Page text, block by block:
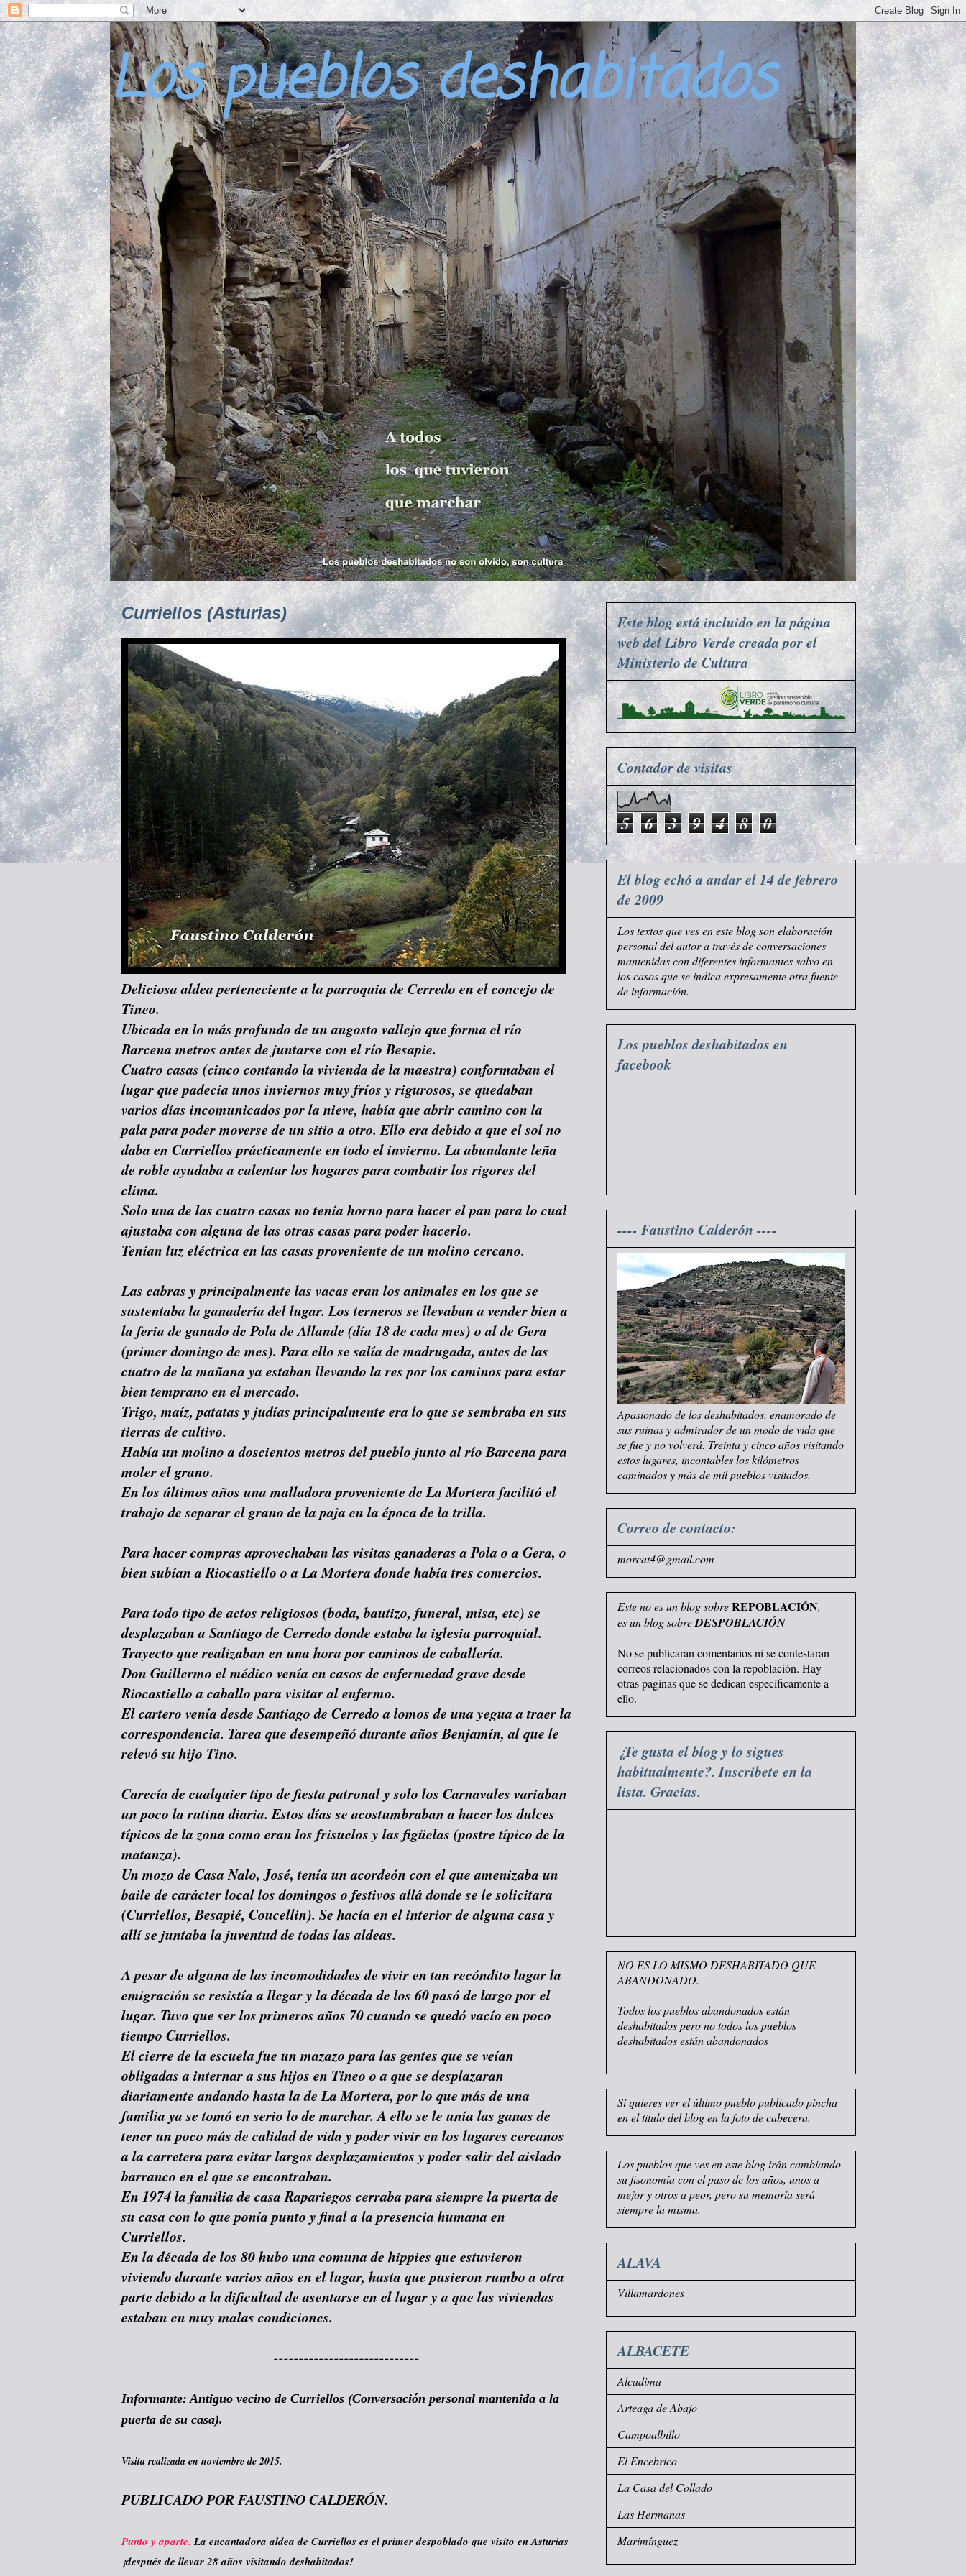
Los pueblos deshabitados
Curriellos (Asturias)
Deliciosa aldea perteneciente a la parroquia de Cerredo en el concejo de
Tineo.
Ubicada en lo más profundo de un angosto vallejo que forma el río
Barcena metros antes de juntarse con el río Besapie.
Cuatro casas (cinco contando la vivienda de la maestra) conformaban el
lugar que padecía unos inviernos muy fríos y rigurosos, se quedaban
varios días incomunicados por la nieve, había que abrir camino con la
pala para poder moverse de un sitio a otro. Ello era debido a que el sol no
daba en Curriellos prácticamente en todo el invierno. La abundante leña
de roble ayudaba a calentar los hogares para combatir los rigores del
clima.
Solo una de las cuatro casas no tenía horno para hacer el pan para lo cual
ajustaba con alguna de las otras casas para poder hacerlo.
Tenían luz eléctrica en las casas proveniente de un molino cercano.
Las cabras y principalmente las vacas eran los animales en los que se
sustentaba la ganadería del lugar. Los terneros se llevaban a vender bien a
la feria de ganado de Pola de Allande (día 18 de cada mes) o al de Gera
(primer domingo de mes). Para ello se salía de madrugada, antes de las
cuatro de la mañana ya estaban llevando la res por los caminos para estar
bien temprano en el mercado.
Trigo, maíz, patatas y judías principalmente era lo que se sembraba en sus
tierras de cultivo.
Había un molino a doscientos metros del pueblo junto al río Barcena para
moler el grano.
En los últimos años una malladora proveniente de La Mortera facilitó el
trabajo de separar el grano de la paja en la época de la trilla.
Para hacer compras aprovechaban las visitas ganaderas a Pola o a Gera, o
bien subían a Riocastiello o a La Mortera donde había tres comercios.
Para todo tipo de actos religiosos (boda, bautizo, funeral, misa, etc) se
desplazaban a Santiago de Cerredo donde estaba la iglesia parroquial.
Trayecto que realizaban en una hora por caminos de caballería.
Don Guillermo el médico venía en casos de enfermedad grave desde
Riocastiello a caballo para visitar al enfermo.
El cartero venía desde Santiago de Cerredo a lomos de una yegua a traer la
correspondencia. Tarea que desempeñó durante años Benjamín, al que le
relevó su hijo Tino.
Carecía de cualquier tipo de fiesta patronal y solo los Carnavales variaban
un poco la rutina diaria. Estos días se acostumbraban a hacer los dulces
típicos de la zona como eran los frisuelos y las figüelas (postre típico de la
matanza).
Un mozo de Casa Nalo, José, tenía un acordeón con el que amenizaba un
baile de carácter local los domingos o festivos allá donde se le solicitara
(Curriellos, Besapié, Coucellin). Se hacía en el interior de alguna casa y
allí se juntaba la juventud de todas las aldeas.
A pesar de alguna de las incomodidades de vivir en tan recóndito lugar la
emigración se resistía a llegar y la década de los 60 pasó de largo por el
lugar. Tuvo que ser los primeros años 70 cuando se quedó vacío en poco
tiempo Curriellos.
El cierre de la escuela fue un mazazo para las gentes que se veían
obligadas a internar a sus hijos en Tineo o a que se desplazaran
diariamente andando hasta la de La Mortera, por lo que más de una
familia ya se tomó en serio lo de marchar. A ello se le unía las ganas de
tener un poco más de calidad de vida y poder vivir en los lugares cercanos
a la carretera para evitar largos desplazamientos y poder salir del aislado
barranco en el que se encontraban.
En 1974 la familia de casa Rapariegos cerraba para siempre la puerta de
su casa con lo que ponía punto y final a la presencia humana en
Curriellos.
En la década de los 80 hubo una comuna de hippies que estuvieron
viviendo durante varios años en el lugar, hasta que pusieron rumbo a otra
parte debido a la dificultad de asentarse en el lugar y a que las viviendas
estaban en muy malas condiciones.
-----------------------------
Informante: Antiguo vecino de Curriellos (Conversación personal mantenida a la
puerta de su casa).
Visita realizada en noviembre de 2015.
PUBLICADO POR FAUSTINO CALDERÓN.
Punto y aparte.La encantadora aldea de Curriellos es el primer despoblado que visito en Asturias
¡después de llevar 28 años visitando deshabitados!
Este blog está incluido en la página
web del Libro Verde creada por el
Ministerio de Cultura
Contador de visitas
5 6 3 9 4 8 0
El blog echó a andar el 14 de febrero
de 2009
Los textos que ves en este blog son elaboración
personal del autor a través de conversaciones
mantenidas con diferentes informantes salvo en
los casos que se indica expresamente otra fuente
de información.
Los pueblos deshabitados en
facebook
---- Faustino Calderón ----
Apasionado de los deshabitados, enamorado de
sus ruinas y admirador de un modo de vida que
se fue y no volverá. Treinta y cinco años visitando
estos lugares, incontables los kilómetros
caminados y más de mil pueblos visitados.
Correo de contacto:
morcat4@gmail.com
Este no es un blog sobreREPOBLACIÓN,
es un blog sobreDESPOBLACIÓN
No se publicaran comentarios ni se contestaran
correos relacionados con la repoblación. Hay
otras paginas que se dedican específicamente a
ello.
¿Te gusta el blog y lo sigues
habitualmente?. Inscribete en la
lista. Gracias.
NO ES LO MISMO DESHABITADO QUE
ABANDONADO.
Todos los pueblos abandonados están
deshabitados pero no todos los pueblos
deshabitados están abandonados
Si quieres ver el último pueblo publicado pincha
en el titulo del blog en la foto de cabecera.
Los pueblos que ves en este blog irán cambiando
su fisonomía con el paso de los años, unos a
mejor y otros a peor, pero su memoria será
siempre la misma.
ALAVA
Villamardones
ALBACETE
Alcadima
Arteaga de Abajo
Campoalbillo
El Encebrico
La Casa del Collado
Las Hermanas
Marimínguez